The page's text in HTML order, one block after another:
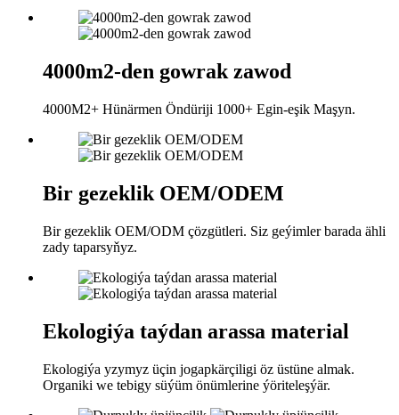
4000m2-den gowrak zawod
4000M2+ Hünärmen Öndüriji 1000+ Egin-eşik Maşyn.
Bir gezeklik OEM/ODEM
Bir gezeklik OEM/ODM çözgütleri. Siz geýimler barada ähli
zady taparsyňyz.
Ekologiýa taýdan arassa material
Ekologiýa yzymyz üçin jogapkärçiligi öz üstüne almak.
Organiki we tebigy süýüm önümlerine ýöriteleşýär.